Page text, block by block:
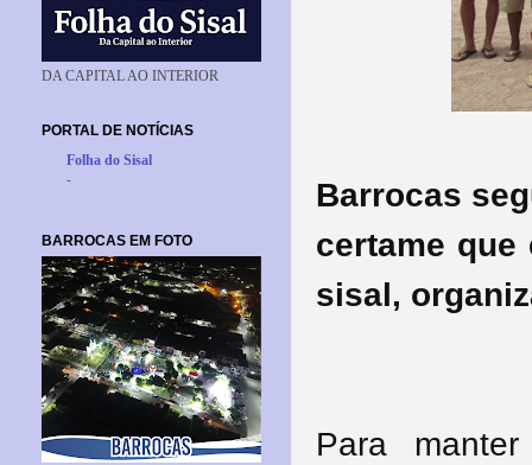
Barrocas
certame que
sisal,
Para
DA CAPITAL AO INTERIOR
PORTAL DE NOTÍCIAS
Folha do Sisal
-
BARROCAS EM FOTO